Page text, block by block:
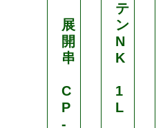
展
開
串
C
P
-
テ
ン
N
K
1
L